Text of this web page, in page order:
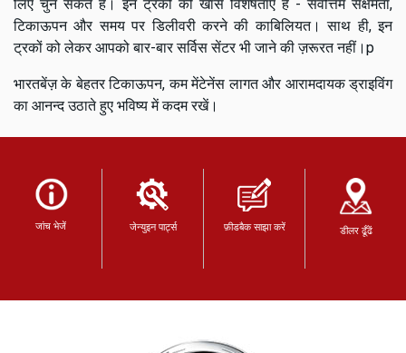
लिए चुन सकते हैं। इन ट्रकों की खास विशेषताएं हैं - सर्वोत्तम सक्षमता,
टिकाऊपन और समय पर डिलीवरी करने की काबिलियत। साथ ही, इन
ट्रकों को लेकर आपको बार-बार सर्विस सेंटर भी जाने की ज़रूरत नहीं।p
भारतबेंज़ के बेहतर टिकाऊपन, कम मेंटेनेंस लागत और आरामदायक ड्राइविंग
का आनन्द उठाते हुए भविष्य में कदम रखें।
जांच भेजें जेन्युइन पार्ट्स फ़ीडबैक साझा करें डीलर ढूँढें